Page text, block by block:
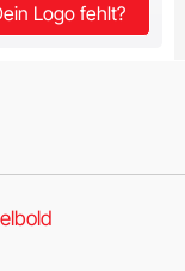
Logo fehlt?